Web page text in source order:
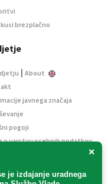
×
je izdajanje uradnega
brezplačno
| About
javnega značaja
pogoji
o varstvu osebnih podatkov